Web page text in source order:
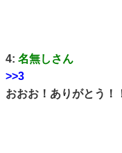
4: 名無しさん
>>3
おおお！ありがとう！